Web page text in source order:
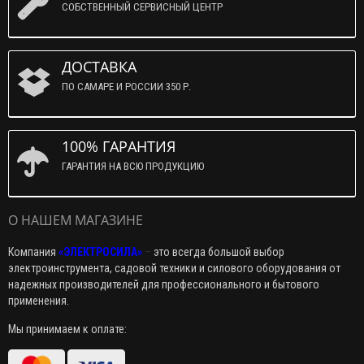
СОБСТВЕННЫЙ СЕРВИСНЫЙ ЦЕНТР
ДОСТАВКА
ПО САМАРЕ И РОССИИ 350 Р.
100% ГАРАНТИЯ
ГАРАНТИЯ НА ВСЮ ПРОДУКЦИЮ
О НАШЕМ МАГАЗИНЕ
Компания «ЭЛЕКТРОСИЛА» – это всегда большой выбор
электроинструмента, садовой техники и силового оборудования от
надежных производителей для профессионального и бытового
применения.
Мы принимаем к оплате: